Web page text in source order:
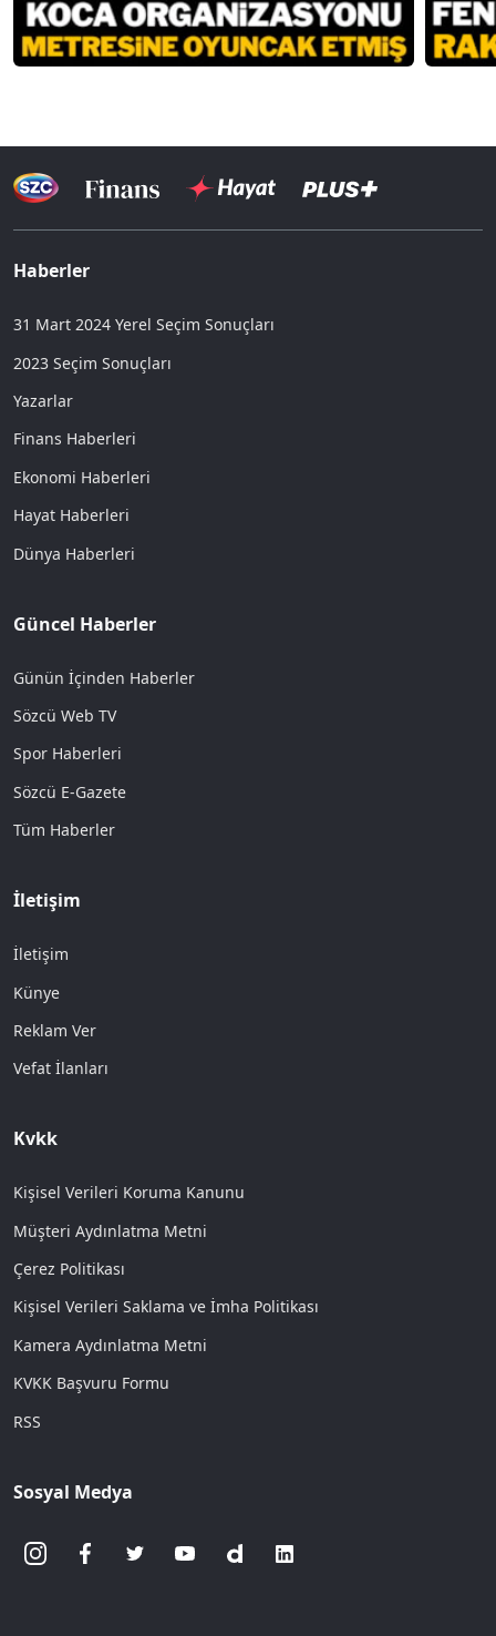
Haberler
31 Mart 2024 Yerel Seçim Sonuçları
2023 Seçim Sonuçları
Yazarlar
Finans Haberleri
Ekonomi Haberleri
Hayat Haberleri
Dünya Haberleri
Güncel Haberler
Günün İçinden Haberler
Sözcü Web TV
Spor Haberleri
Sözcü E-Gazete
Tüm Haberler
İletişim
İletişim
Künye
Reklam Ver
Vefat İlanları
Kvkk
Kişisel Verileri Koruma Kanunu
Müşteri Aydınlatma Metni
Çerez Politikası
Kişisel Verileri Saklama ve İmha Politikası
Kamera Aydınlatma Metni
KVKK Başvuru Formu
RSS
Sosyal Medya